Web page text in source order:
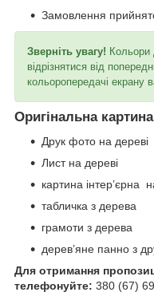
Замовлення
Зверніть увагу! Кольори
відрізнятися від
кольоропередачі екрану
Оригінальна
Друк фото на дереві
Лист на дереві
картина інтер’єрна
табличка з дерева
грамоти з дерева
дерев’яне панно з
Для отримання
телефонуйте: 380 (67)